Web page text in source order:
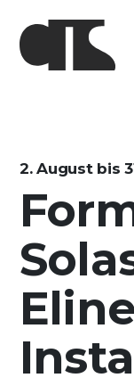
2. August bis